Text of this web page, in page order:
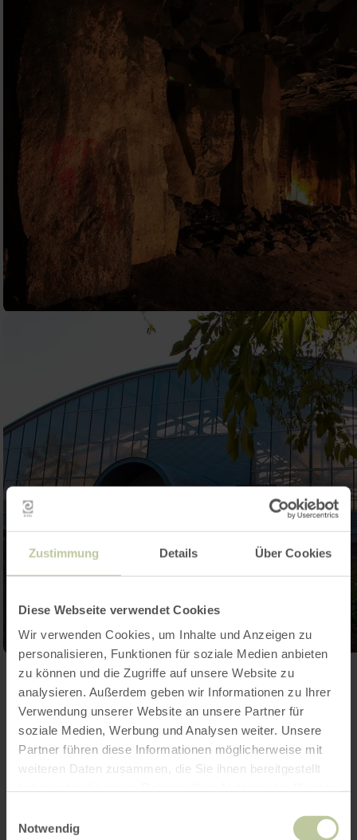
Zustimmung Details Über Cookies
Diese Webseite verwendet Cookies
Wir verwenden Cookies, um Inhalte und Anzeigen zu
personalisieren, Funktionen für soziale Medien anbieten
zu können und die Zugriffe auf unsere Website zu
analysieren. Außerdem geben wir Informationen zu Ihrer
Verwendung unserer Website an unsere Partner für
soziale Medien, Werbung und Analysen weiter. Unsere
Partner führen diese Informationen möglicherweise mit
weiteren Daten zusammen, die Sie ihnen bereitgestellt
Notwendig
Galerij openen
Meer informatie